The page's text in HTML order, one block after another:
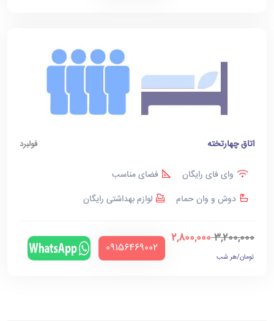
اتاق چهارتخته فولبرد
وای فای رایگان
فضای مناسب
دوش و وان حمام
لوازم بهداشتی رایگان
3,200,000
2,800,000
تومان/هر شب
‪09156469002‬